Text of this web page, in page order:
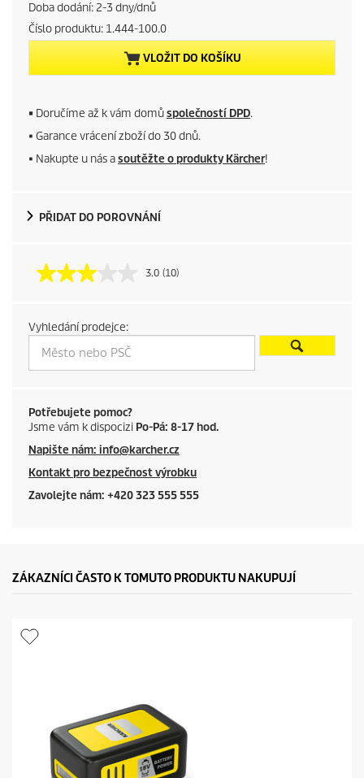
e
n
p
r
d
c
t
p
i
c
e
Doba dodání: 2-3 dny/dnů
Číslo produktu: 1.444-100.0
VLOŽIT DO KOŠÍKU
■ Doručíme až k vám domůspolečností DPD.
■ Garance vrácení zboží do 30 dnů.
■ Nakupte u nás asoutěžte o produkty Kärcher!
PŘIDAT DO POROVNÁNÍ
3.0 (10)
Vyhledání prodejce:
Potřebujete pomoc?
Jsme vám k dispocizi Po-Pá: 8-17 hod.
Napište nám: info@karcher.cz
Kontakt pro bezpečnost výrobku
Zavolejte nám: +420 323 555 555
ZÁKAZNÍCI ČASTO K TOMUTO PRODUKTU NAKUPUJÍ